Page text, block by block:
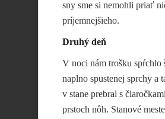
sny sme si nemohli priať
príjemnejšieho.
Druhý deň
V noci nám trošku spŕchlo
naplno spustenej sprchy a
v stane prebral s
prstoch nôh. Stanové